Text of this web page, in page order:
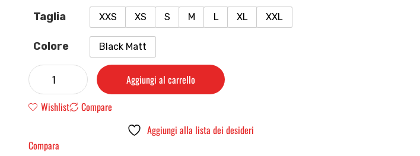
Taglia XXS XS S M L XL XXL
Colore Black Matt
Aggiungi al carrello
Wishlist
Compare
Aggiungi alla lista dei desideri
Compara